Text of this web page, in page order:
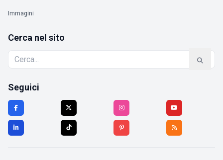
Immagini
Cerca nel sito
Seguici